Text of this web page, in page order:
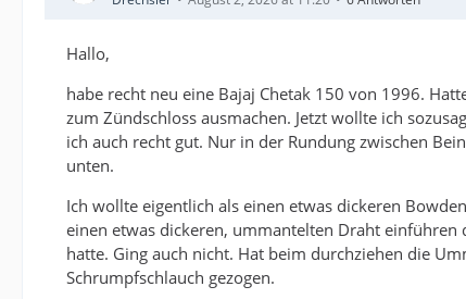
Hallo,
habe recht neu eine Bajaj Chetak 150 von 1996.
zum Zündschloss ausmachen. Jetzt wollte ich
ich auch recht gut. Nur in der Rundung zwischen
unten.
Ich wollte eigentlich als einen etwas dickeren
einen etwas dickeren, ummantelten Draht
hatte. Ging auch nicht. Hat beim durchziehen die
Schrumpfschlauch gezogen.